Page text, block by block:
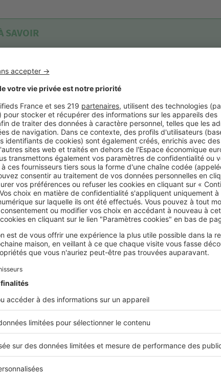
SAVOIR
n’est pas une obligation légale dans le cadre de la vente
de ne pas le faire réaliser par un géomètre expert peuvent
conséquence.
terrain, 2 cas de figure :
l’amiable est réalisé par un géomètre expert choisi par
verbal est établi qui fixe les limites des terrains. Ainsi,
ne sera possible. Il doit être déposé chez le notaire et
foncière ou au Livre foncier des départements pour
peut être imposé à son voisin par tout propriétaire
à l’amiable. La demande doit être effectuée auprès
de la commune. C’est le tribunal qui nomme
et qui rédige le jugement qui devra lui aussi être publié
ou au livre foncier des départements pour le Haut-Rhin,
le cas d’un bornage judiciaire, les frais d’actes notariés
par les deux parties.
% de réduction d’impôt sur la plus-value
la vente d’un terrain à bâtir, La loi Pinel permet de
de 30 % de réduction d’impôt.